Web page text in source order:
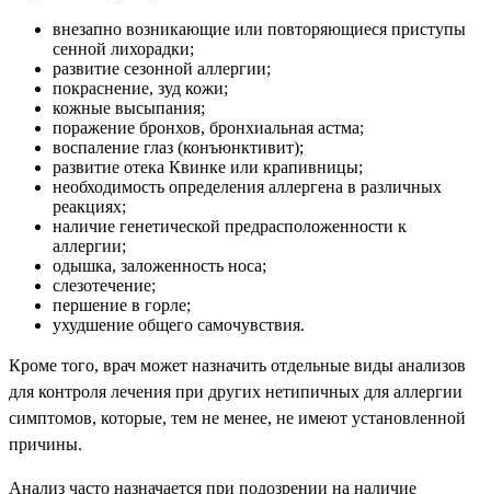
внезапно возникающие или повторяющиеся приступы
сенной лихорадки;
развитие сезонной аллергии;
покраснение, зуд кожи;
кожные высыпания;
поражение бронхов, бронхиальная астма;
воспаление глаз (конъюнктивит);
развитие отека Квинке или крапивницы;
необходимость определения аллергена в различных
реакциях;
наличие генетической предрасположенности к
аллергии;
одышка, заложенность носа;
слезотечение;
першение в горле;
ухудшение общего самочувствия.
Кроме того, врач может назначить отдельные виды анализов
для контроля лечения при других нетипичных для аллергии
симптомов, которые, тем не менее, не имеют установленной
причины.
Анализ часто назначается при подозрении на наличие